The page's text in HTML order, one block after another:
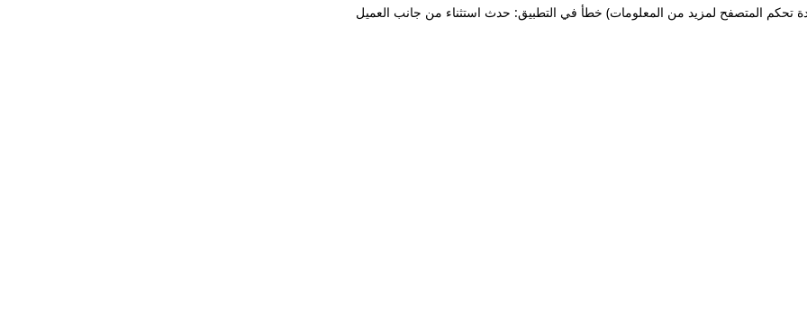
خطأ في التطبيق: حدث استثناء من جانب العميل تحكم المتصفح لمزيد من المعلومات)